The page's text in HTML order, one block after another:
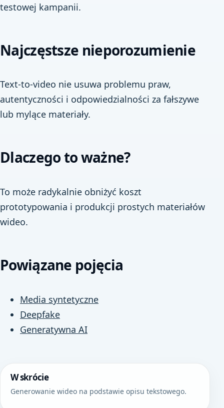
testowej kampanii.
Najczęstsze nieporozumienie
Text-to-video nie usuwa problemu praw,
autentyczności i odpowiedzialności za fałszywe
lub mylące materiały.
Dlaczego to ważne?
To może radykalnie obniżyć koszt
prototypowania i produkcji prostych materiałów
wideo.
Powiązane pojęcia
Media syntetyczne
Deepfake
Generatywna AI
W skrócie
Generowanie wideo na podstawie opisu tekstowego.